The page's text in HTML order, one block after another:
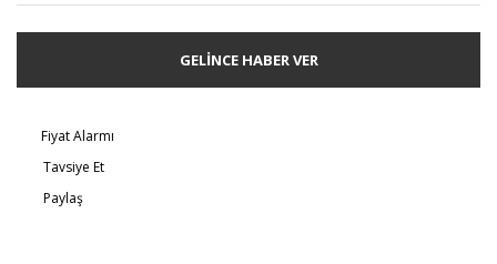
GELİNCE HABER VER
Fiyat Alarmı
Tavsiye Et
Paylaş